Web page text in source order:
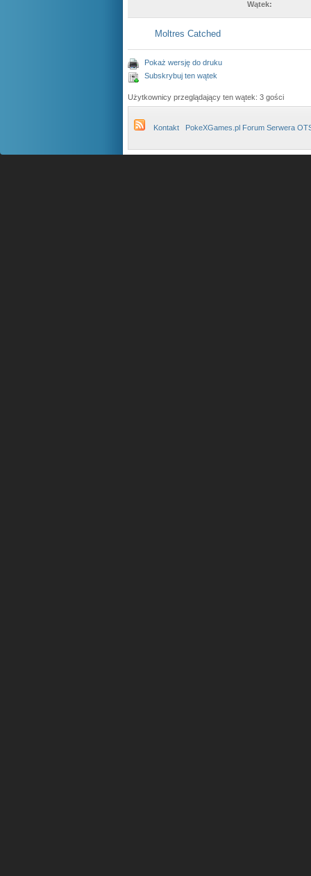
Wątek:
Moltres Catched
Pokaż wersję do druku
Subskrybuj ten wątek
Użytkownicy przeglądający ten wątek: 3 gości
Kontakt PokeXGames.pl Forum Serwera